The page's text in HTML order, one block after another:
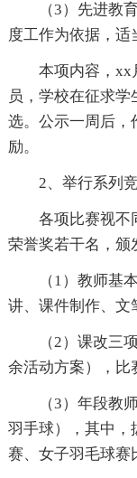
（3）先进教
度工作为依据，适
本项内容，xx
员，学校在征求
选。公示一周后，
励。
2、举行系列
各项比赛视不
荣誉奖若干名，颁
（1）教师基
讲、课件制作、文
（2）课改三
余活动方案），比
（3）年段教
羽手球），其中，
赛、女子羽毛球赛